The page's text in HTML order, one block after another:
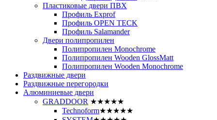
Пластиковые двери ПВХ
Профиль Exprof
Профиль OPEN TECK
Профиль Salamander
Двери полипропилен
Полипропилен Monochrome
Полипропилен Wooden GlossMatt
Полипропилен Wooden Monochrome
Раздвижные двери
Раздвижные перегородки
Алюминиевые двери
GRADDOOR ★★★★★
Technoform★★★★★